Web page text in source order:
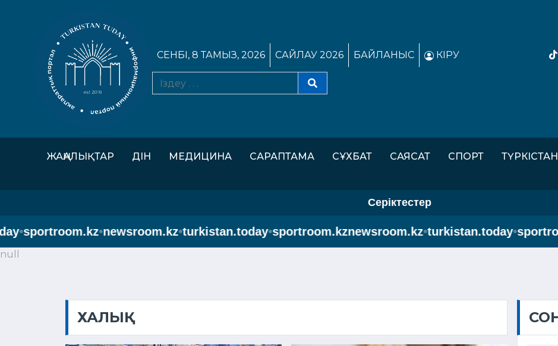
СЕНБІ, 8 ТАМЫЗ, 2026 САЙЛАУ 2026 БАЙЛАНЫС КІРУ
ЖАҢАЛЫҚТАР ДІН МЕДИЦИНА САРАПТАМА СҰХБАТ САЯСАТ СПОРТ ТҮРКІСТАН
Серіктестер
•sportroom.kz• newsroom.kz• turkistan.today•sportroom.kznewsroom.kz• turkistan.today•
null
ХАЛЫҚ